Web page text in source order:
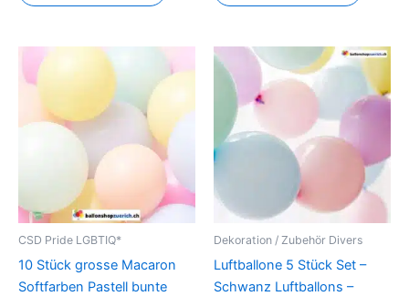
CSD Pride LGBTIQ*
10 Stück grosse Macaron
Softfarben Pastell bunte
Dekoration / Zubehör Divers
Luftballone 5 Stück Set –
Schwanz Luftballons –
Dieses
Produkt
weist
auf.
Die